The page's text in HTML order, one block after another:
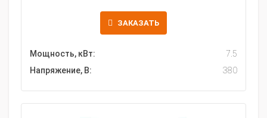
ЗАКАЗАТЬ
Мощность, кВт:
7.5
Напряжение, В:
380